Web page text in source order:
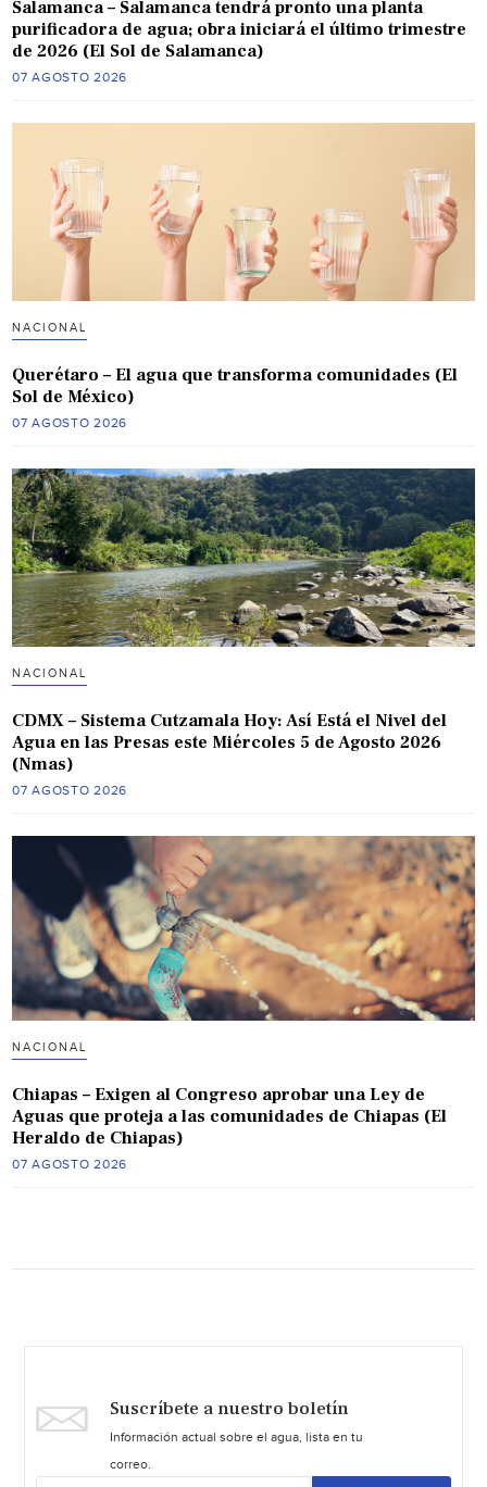
Salamanca – Salamanca tendrá pronto una planta
purificadora de agua; obra iniciará el último trimestre
de 2026 (El Sol de Salamanca)
07 AGOSTO 2026
NACIONAL
Querétaro – El agua que transforma comunidades (El
Sol de México)
07 AGOSTO 2026
NACIONAL
CDMX – Sistema Cutzamala Hoy: Así Está el Nivel del
Agua en las Presas este Miércoles 5 de Agosto 2026
(Nmas)
07 AGOSTO 2026
NACIONAL
Chiapas – Exigen al Congreso aprobar una Ley de
Aguas que proteja a las comunidades de Chiapas (El
Heraldo de Chiapas)
07 AGOSTO 2026
Suscríbete a nuestro boletín
Información actual sobre el agua, lista en tu
correo.